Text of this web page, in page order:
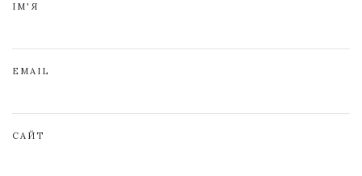
ІМ'Я
EMAIL
САЙТ